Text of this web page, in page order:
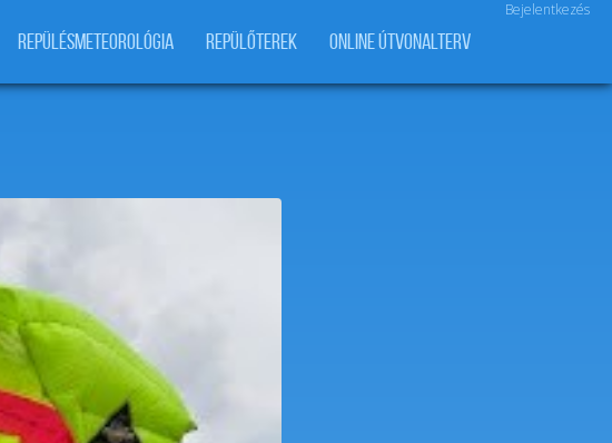
Bejelentkezés
REPÜLÉSMETEOROLÓGIA REPÜLŐTEREK ONLINE ÚTVONALTERV